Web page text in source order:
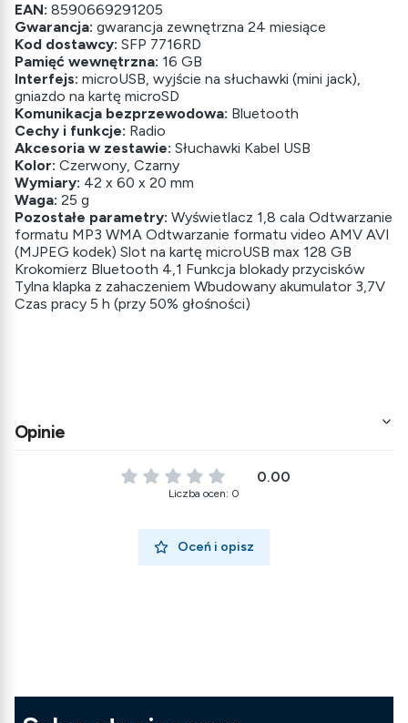
EAN: 8590669291205
Gwarancja: gwarancja zewnętrzna 24 miesiące
Kod dostawcy: SFP 7716RD
Pamięć wewnętrzna: 16 GB
Interfejs: microUSB, wyjście na słuchawki (mini jack),
gniazdo na kartę microSD
Komunikacja bezprzewodowa: Bluetooth
Cechy i funkcje: Radio
Akcesoria w zestawie: Słuchawki Kabel USB
Kolor: Czerwony, Czarny
Wymiary: 42 x 60 x 20 mm
Waga: 25 g
Pozostałe parametry: Wyświetlacz 1,8 cala Odtwarzanie
formatu MP3 WMA Odtwarzanie formatu video AMV AVI
(MJPEG kodek) Slot na kartę microUSB max 128 GB
Krokomierz Bluetooth 4,1 Funkcja blokady przycisków
Tylna klapka z zahaczeniem Wbudowany akumulator 3,7V
Czas pracy 5 h (przy 50% głośności)
Opinie
0.00
Liczba ocen: 0
Oceń i opisz